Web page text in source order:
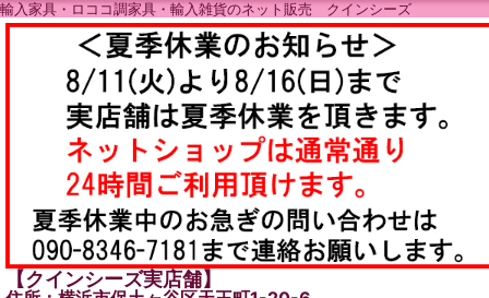
輸入家具・ロココ調家具・輸入雑貨のネット販売 クインシーズ
【クインシーズ実店舗】